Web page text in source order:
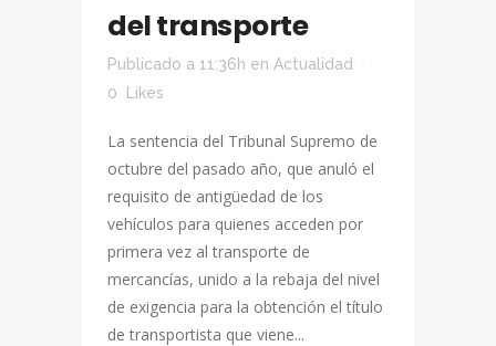
del transporte
Publicado a 11:36h en Actualidad
0
Likes
La sentencia del Tribunal Supremo de
octubre del pasado año, que anuló el
requisito de antigüedad de los
vehículos para quienes acceden por
primera vez al transporte de
mercancías, unido a la rebaja del nivel
de exigencia para la obtención el título
de transportista que viene...